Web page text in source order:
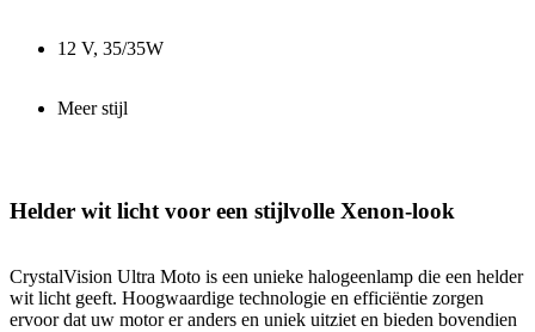
12 V, 35/35W
Meer stijl
Helder wit licht voor een stijlvolle Xenon-look
CrystalVision Ultra Moto is een unieke halogeenlamp die een helder
wit licht geeft. Hoogwaardige technologie en efficiëntie zorgen
ervoor dat uw motor er anders en uniek uitziet en bieden bovendien